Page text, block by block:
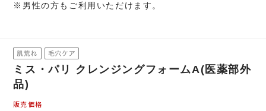
※男性の方もご利用いただけます。
ミス・パリ クレンジングフォームA(医薬部外
品)
販売価格